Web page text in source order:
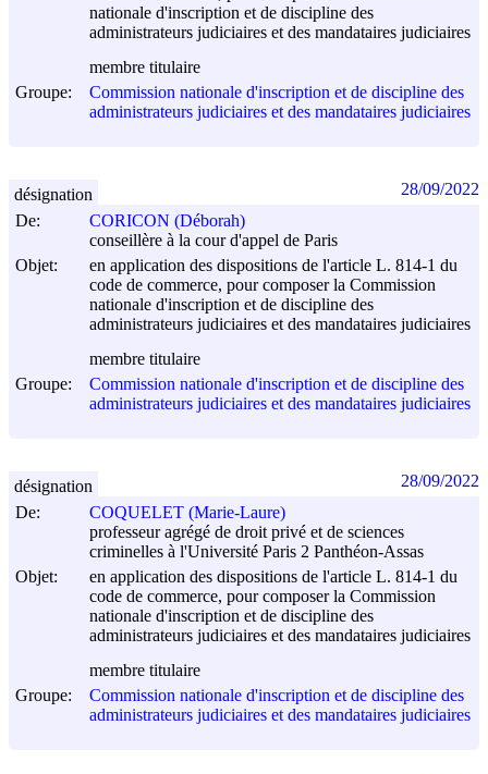
nationale d'inscription et de discipline des
administrateurs judiciaires et des mandataires judiciaires
membre titulaire
Groupe:
Commission nationale d'inscription et de discipline des
administrateurs judiciaires et des mandataires judiciaires
De:
CORICON (Déborah)
conseillère à la cour d'appel de Paris
Objet:
en application des dispositions de l'article L. 814-1 du
code de commerce, pour composer la Commission
nationale d'inscription et de discipline des
administrateurs judiciaires et des mandataires judiciaires
membre titulaire
Groupe:
Commission nationale d'inscription et de discipline des
administrateurs judiciaires et des mandataires judiciaires
désignation 28/09/2022
De:
COQUELET (Marie-Laure)
professeur agrégé de droit privé et de sciences
criminelles à l'Université Paris 2 Panthéon-Assas
Objet:
en application des dispositions de l'article L. 814-1 du
code de commerce, pour composer la Commission
nationale d'inscription et de discipline des
administrateurs judiciaires et des mandataires judiciaires
membre titulaire
Groupe:
Commission nationale d'inscription et de discipline des
administrateurs judiciaires et des mandataires judiciaires
désignation 28/09/2022